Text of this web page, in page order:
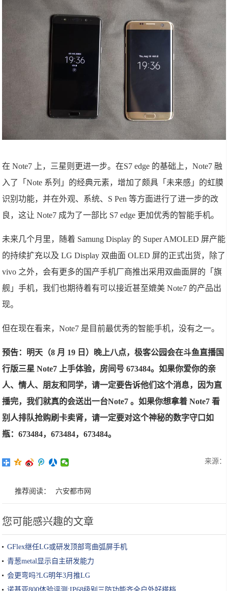
在 Note7 上，三星则更进一步。在S7 edge 的基础上，Note7 融
入了「Note 系列」的经典元素，增加了颇具「未来感」的虹膜
识别功能，并在外观、系统、S Pen 等方面进行了进一步的改
良，这让 Note7 成为了一部比 S7 edge 更加优秀的智能手机。
未来几个月里，随着 Samung Display 的 Super AMOLED 屏产能
的持续扩充以及 LG Display 双曲面 OLED 屏的正式出货，除了
vivo 之外，会有更多的国产手机厂商推出采用双曲面屏的「旗
舰」手机，我们也期待着有可以接近甚至媲美 Note7 的产品出
现。
但在现在看来，Note7 是目前最优秀的智能手机，没有之一。
预告：明天（8 月 19 日）晚上八点，极客公园会在斗鱼直播国
行版三星 Note7 上手体验，房间号 673484。如果你爱你的亲
人、情人、朋友和同学，请一定要告诉他们这个消息，因为直
播完，我们就真的会送出一台Note7 。如果你想拿着 Note7 看
别人排队抢购刷卡卖肾，请一定要对这个神秘的数字守口如
瓶：673484，673484，673484。
来源：
推荐阅读： 六安都市网
您可能感兴趣的文章
GFlex继任LG或研发顶部弯曲弧屏手机
青葱metal显示自主研发能力
会更弯吗?LG明年3月推LG